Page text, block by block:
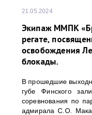
21.05.2024
Экипаж ММПК
регате,
освобождения
блокады.
В прошедшие
губе Финского
соревнования по
адмирала С.О.